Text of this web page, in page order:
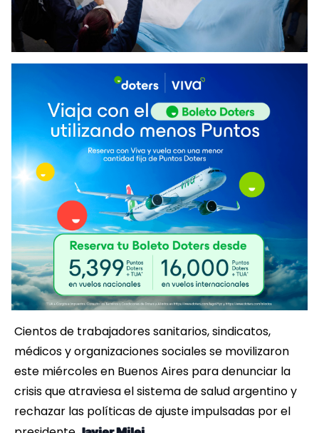
Cientos de trabajadores sanitarios, sindicatos,
médicos y organizaciones sociales se movilizaron
este miércoles en Buenos Aires para denunciar la
crisis que atraviesa el sistema de salud argentino y
rechazar las políticas de ajuste impulsadas por el